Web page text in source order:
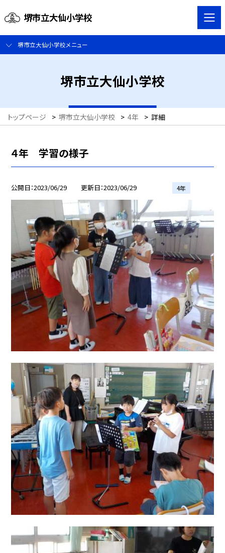
堺市立大仙小学校
堺市立大仙小学校メニュー
堺市立大仙小学校
トップページ > 堺市立大仙小学校 > 4年 > 詳細
４年 学習の様子
公開日 2023/06/29 更新日 2023/06/29 4年